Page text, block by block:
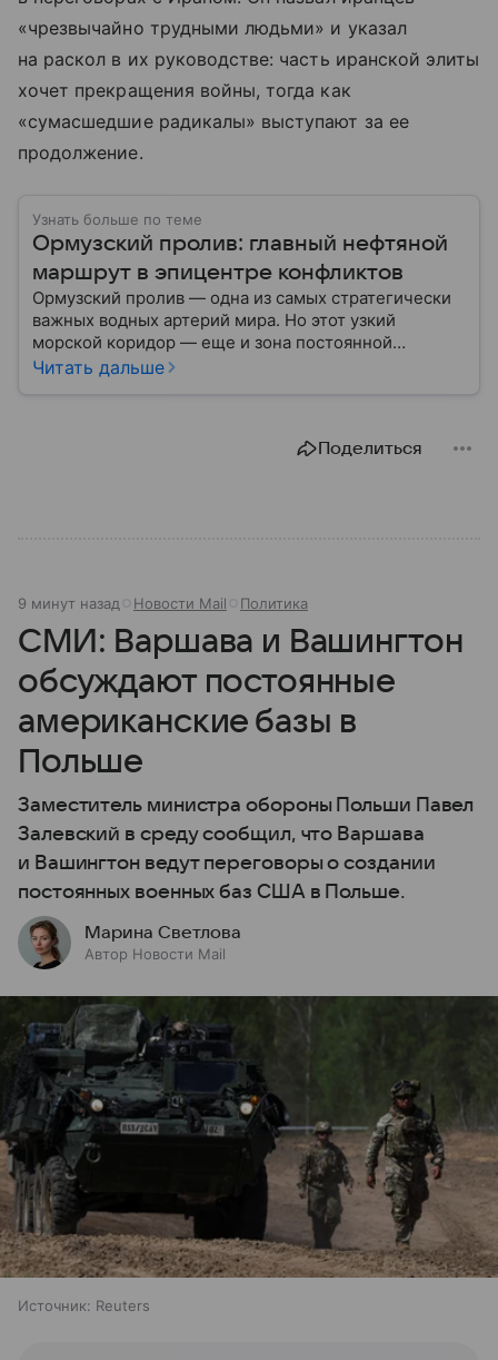
«чрезвычайно трудными людьми» и указал
на раскол в их руководстве: часть иранской элиты
хочет прекращения войны, тогда как
«сумасшедшие радикалы» выступают за ее
продолжение.
Узнать больше по теме
Ормузский пролив: главный нефтяной
маршрут в эпицентре конфликтов
Ормузский пролив — одна из самых стратегически
важных водных артерий мира. Но этот узкий
морской коридор — еще и зона постоянной
напряженности: Иран не раз угрожал перекрыть его
Читать дальше
Поделиться
9 минут назад Новости Mail Политика
СМИ: Варшава и Вашингтон
обсуждают постоянные
американские базы в
Польше
Заместитель министра обороны Польши Павел
Залевский в среду сообщил, что Варшава
и Вашингтон ведут переговоры о создании
постоянных военных баз США в Польше.
Марина Светлова
Автор Новости Mail
Источник: Reuters